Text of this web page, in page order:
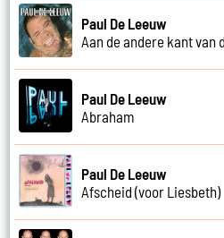
Paul De Leeuw
Aan de andere kant van
Paul De Leeuw
Abraham
Paul De Leeuw
Afscheid (voor Liesbeth)